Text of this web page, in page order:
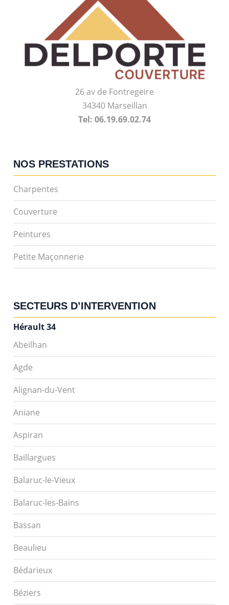
26 av de Fontregeire
34340 Marseillan
Tel: 06.19.69.02.74
NOS PRESTATIONS
Charpentes
Couverture
Peintures
Petite Maçonnerie
SECTEURS D’INTERVENTION
Hérault 34
Abeilhan
Agde
Alignan-du-Vent
Aniane
Aspiran
Baillargues
Balaruc-le-Vieux
Balaruc-les-Bains
Bassan
Beaulieu
Bédarieux
Béziers